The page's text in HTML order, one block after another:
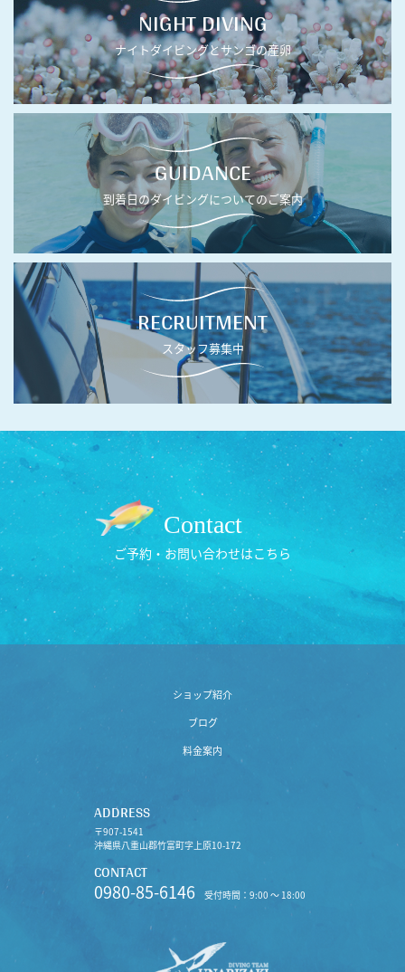
NIGHT DIVING
ナイトダイビングとサンゴの産卵
GUIDANCE
到着日のダイビングについてのご案内
RECRUITMENT
スタッフ募集中
Contact
ご予約・お問い合わせはこちら
ショップ紹介
ブログ
料金案内
ADDRESS
〒907-1541
沖縄県八重山郡竹富町字上原10-172
CONTACT
0980-85-6146 受付時間：9:00 〜 18:00